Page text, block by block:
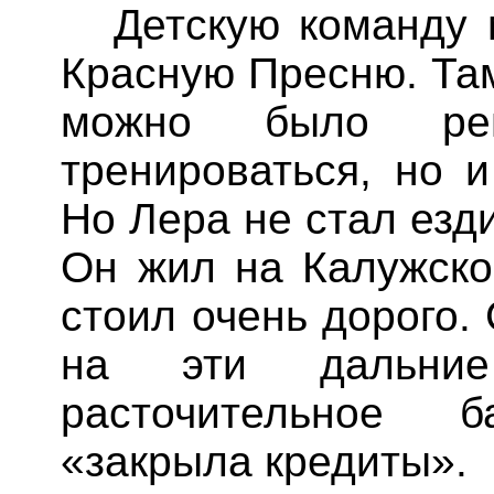
Детскую команду
Красную Пресню.
можно было
тренироваться, но
Но Лера не стал
Он жил на
стоил очень
на эти
расточительное
«закрыла кредиты».